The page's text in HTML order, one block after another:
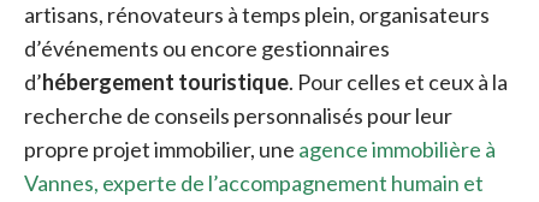
artisans, rénovateurs à temps plein, organisateurs
d’événements ou encore gestionnaires
d’hébergement touristique. Pour celles et ceux à la
recherche de conseils personnalisés pour leur
propre projet immobilier, une agence immobilière à
Vannes, experte de l’accompagnement humain et